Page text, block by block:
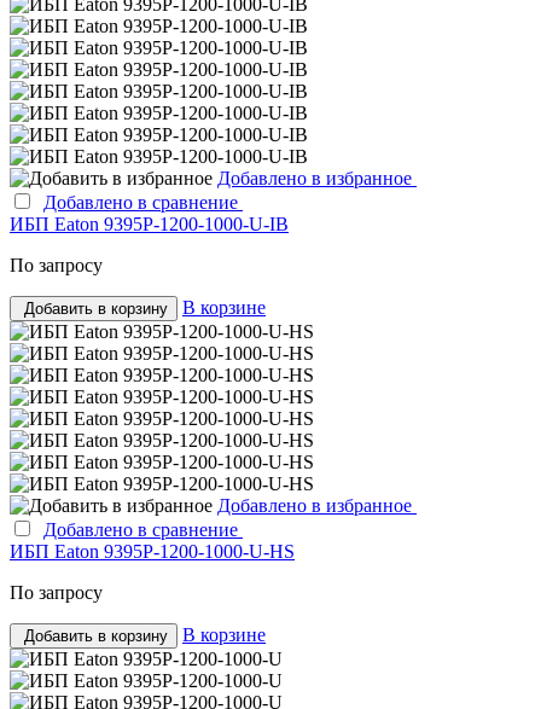
Добавлено в избранное
Добавлено в сравнение
ИБП Eaton 9395P-1200-1000-U-IB
По запросу
Добавить в корзину В корзине
Добавлено в избранное
Добавлено в сравнение
ИБП Eaton 9395P-1200-1000-U-HS
По запросу
Добавить в корзину В корзине